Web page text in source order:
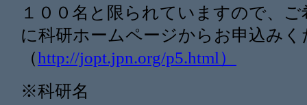
１００名と限られていますので、
に科研ホームページからお申込みく
（http://jopt.jpn.org/p5.html）
※科研名